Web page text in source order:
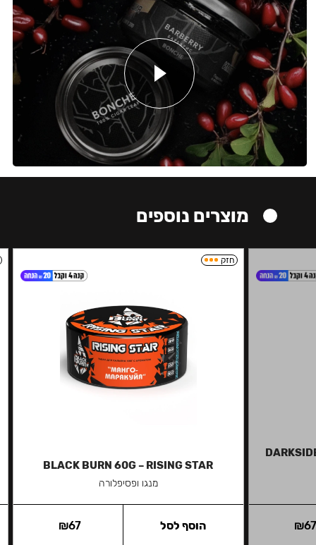
מוצרים נוספים
₪
חזק
BLACK BURN 60G – RISING STAR
מנגו ופסיפלורה
₪67 הוסף לסל